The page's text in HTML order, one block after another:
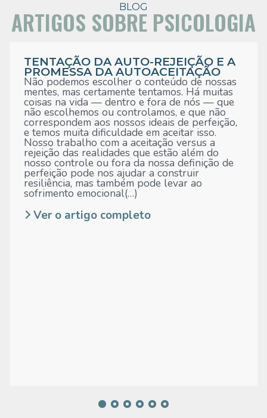
BLOG
ARTIGOS SOBRE PSICOLOGIA
TENTAÇÃO DA AUTO-REJEIÇÃO E A
PROMESSA DA AUTOACEITAÇÃO
Não podemos escolher o conteúdo de nossas
mentes, mas certamente tentamos. Há muitas
coisas na vida — dentro e fora de nós — que
não escolhemos ou controlamos, e que não
correspondem aos nossos ideais de perfeição,
e temos muita dificuldade em aceitar isso.
Nosso trabalho com a aceitação versus a
rejeição das realidades que estão além do
nosso controle ou fora da nossa definição de
perfeição pode nos ajudar a construir
resiliência, mas também pode levar ao
sofrimento emocional(…)
Ver o artigo completo